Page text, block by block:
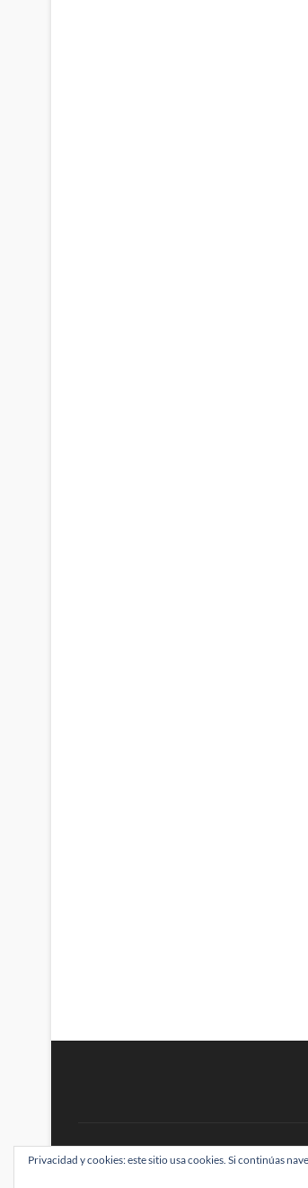
BRAINSTOMPING| Diseñado por:Theme
Privacidad y cookies: este sitio usa cookies. Si continúas